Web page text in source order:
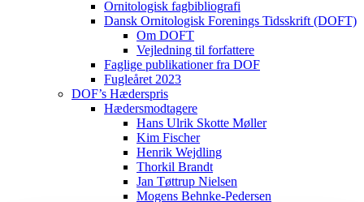
Ornitologisk fagbibliografi
Dansk Ornitologisk Forenings Tidsskrift (DOFT)
Om DOFT
Vejledning til forfattere
Faglige publikationer fra DOF
Fugleåret 2023
DOF’s Hæderspris
Hædersmodtagere
Hans Ulrik Skotte Møller
Kim Fischer
Henrik Wejdling
Thorkil Brandt
Jan Tøttrup Nielsen
Mogens Behnke-Pedersen